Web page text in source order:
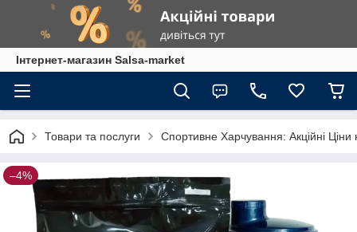
Інтернет-магазин Salsa-market
Товари та послуги Спортивне Харчування: Акційні Ціни
–4%